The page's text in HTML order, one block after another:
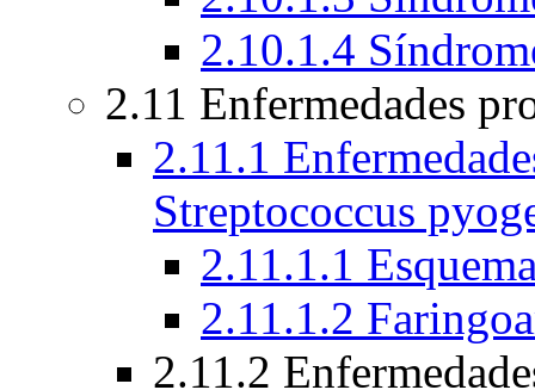
2.10.1.4
2.11 Enfermedades
2.11.1
Streptococcus
2.11.1.1
2.11.1.2
2.11.2